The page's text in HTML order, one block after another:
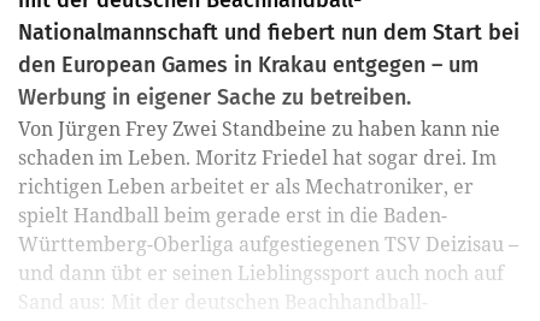
Nationalmannschaft und fiebert nun dem Start bei
den European Games in Krakau entgegen – um
Werbung in eigener Sache zu betreiben.
Von Jürgen Frey Zwei Standbeine zu haben kann nie
schaden im Leben. Moritz Friedel hat sogar drei. Im
richtigen Leben arbeitet er als Mechatroniker, er
spielt Handball beim gerade erst in die Baden-
Württemberg-Oberliga aufgestiegenen TSV Deizisau –
und dann übt er seinen Lieblingssport auch noch auf
Sand aus: Mit der deutschen Beachhandball-